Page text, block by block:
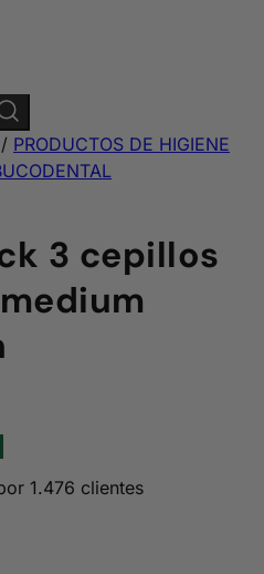
/ PRODUCTOS DE HIGIENE
3 cepillos
1.476 clientes